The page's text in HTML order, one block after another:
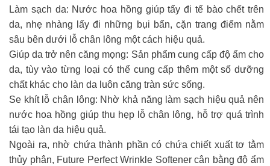
Làm sạch da: Nước hoa hồng giúp tẩy đi tế bào chết trên
da, nhẹ nhàng lấy đi những bụi bẩn, cặn trang điểm nằm
sâu bên dưới lỗ chân lông một cách hiệu quả.
Giúp da trở nên căng mọng: Sản phẩm cung cấp độ ẩm cho
da, tùy vào từng loại có thể cung cấp thêm một số dưỡng
chất khác cho làn da luôn căng tràn sức sống.
Se khít lỗ chân lông: Nhờ khả năng làm sạch hiệu quả nên
nước hoa hồng giúp thu hẹp lỗ chân lông, hỗ trợ quá trình
tái tạo làn da hiệu quả.
Ngoài ra, nhờ chứa thành phần có chứa chiết xuất tơ tằm
thủy phân, Future Perfect Wrinkle Softener cân bằng độ ẩm